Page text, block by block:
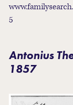
5
Antonius
1857